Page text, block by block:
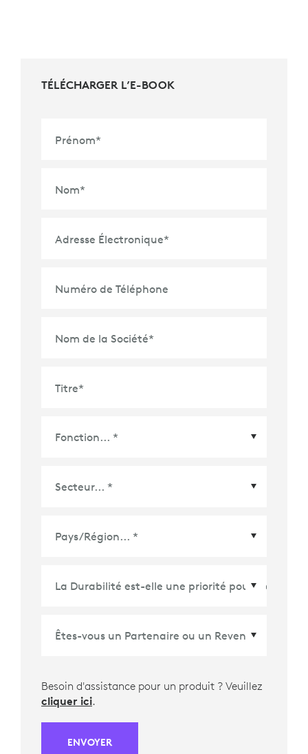
TÉLÉCHARGER L’E-BOOK
Prénom*
Nom*
Adresse Électronique*
Numéro de Téléphone
Nom de la Société*
Titre*
Pays/Région*
Besoin d'assistance pour un produit ? Veuillez
cliquer ici.
ENVOYER